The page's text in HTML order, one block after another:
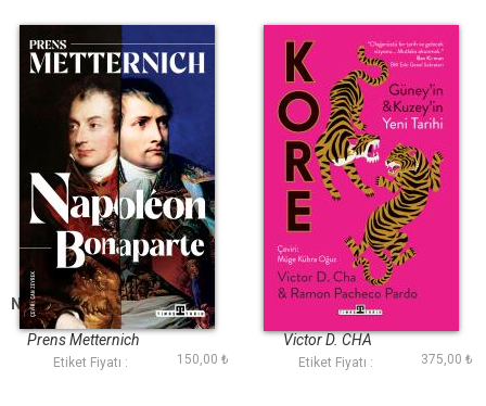
Napoleon Bonaparte
Prens Metternich
Etiket Fiyatı : 150,00 ₺
Kore
Victor D. CHA
Etiket Fiyatı : 375,00 ₺